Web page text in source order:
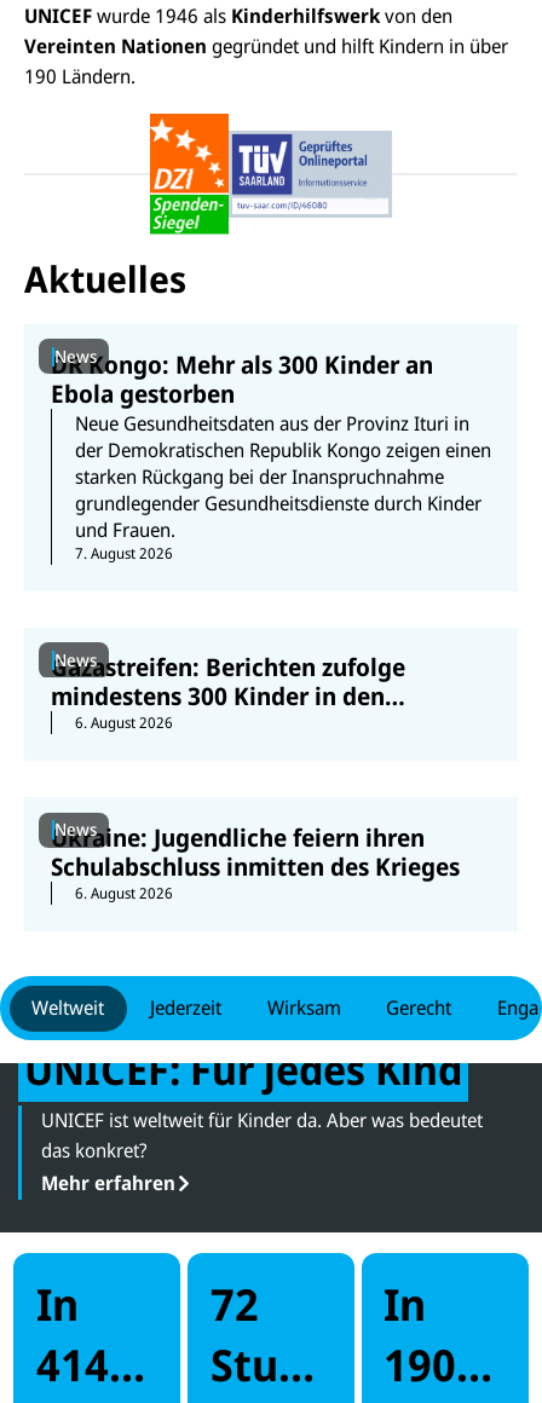
UNICEFwurde 1946 als Kinderhilfswerkvon den
Vereinten Nationen gegründet und hilft Kindern in über
190 Ländern.
Aktuelles
News
DR Kongo: Mehr als 300 Kinder an
Ebola gestorben
Neue Gesundheitsdaten aus der Provinz Ituri in
der Demokratischen Republik Kongo zeigen einen
starken Rückgang bei der Inanspruchnahme
grundlegender Gesundheitsdienste durch Kinder
und Frauen.
7. August 2026
News
Gazastreifen: Berichten zufolge
mindestens 300 Kinder in den
vergangenen 300 Tagen getötet
6. August 2026
News
Ukraine: Jugendliche feiern ihren
Schulabschluss inmitten des Krieges
6. August 2026
Weltweit Jederzeit Wirksam Gerecht
UNICEF: Für jedes Kind
UNICEF ist weltweit für Kinder da. Aber was bedeutet
das konkret?
Mehr erfahren
In
414
72
Stund
In
190